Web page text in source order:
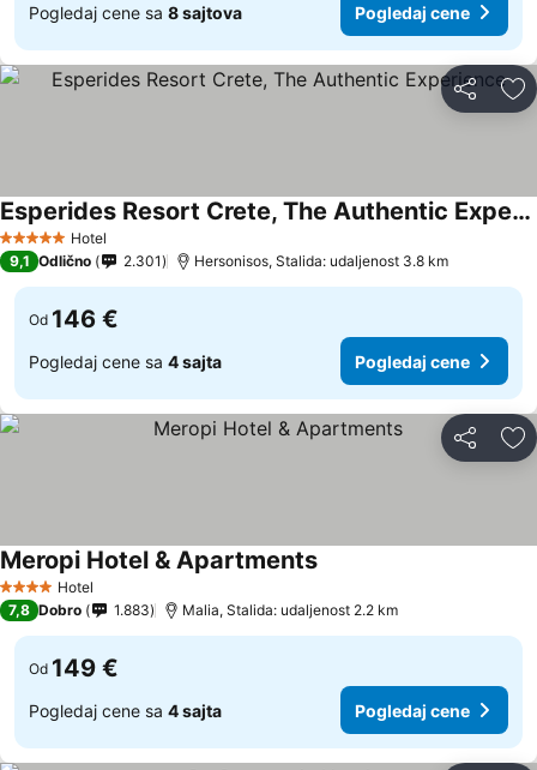
Pogledaj cene sa 8 sajtova Pogledaj cene
Deli
5 ZvezdiceHotel
Esperides Resort Crete, The Authentic Experience
9,1 Odlično 2.301 Hersonisos, Stalida: udaljenost 3.8 km
Od 146 €
Pogledaj cene sa 4 sajta Pogledaj cene
Deli
4 ZvezdiceHotel
Meropi Hotel & Apartments
7,8 Dobro 1.883 Malia, Stalida: udaljenost 2.2 km
Od 149 €
Pogledaj cene sa 4 sajta Pogledaj cene